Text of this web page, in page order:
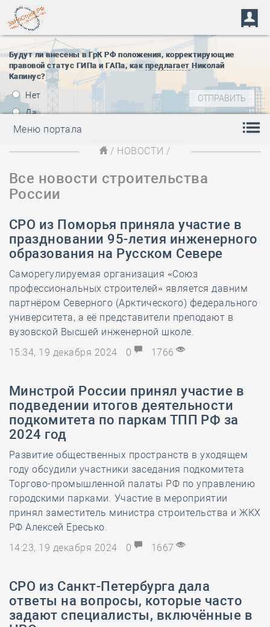
Будут ли внесены в ГрК РФ положения, корректирующие
правовой статус ГИПа и ГАПа, как предлагает Николай
Капинус?
Нет
Да
Меню портала
/ НОВОСТИ /
Все новости строительства
России
СРО из Поморья приняла участие в
праздновании 95-летия инженерного
образования на Русском Севере
Саморегулируемая организация «Союз
профессиональных строителей» является давним
партнёром Северного (Арктического) федерального
университета, а её представители преподают в
вузовской Высшей инженерной школе.
15:34, 19 декабря 2024
0 1766
Минстрой России принял участие в
подведении итогов деятельности
подкомитета по паркам ТПП РФ за
2024 год
Развитие общественных пространств в уходящем
году обсудили участники заседания подкомитета
Торгово-промышленной палаты РФ по управлению
городскими парками. Участие в мероприятии
принял заместитель министра строительства и ЖКХ
РФ Алексей Ересько.
14:23, 19 декабря 2024
0 1667
СРО из Санкт-Петербурга дала
ответы на вопросы, которые часто
задают специалисты, включённые в